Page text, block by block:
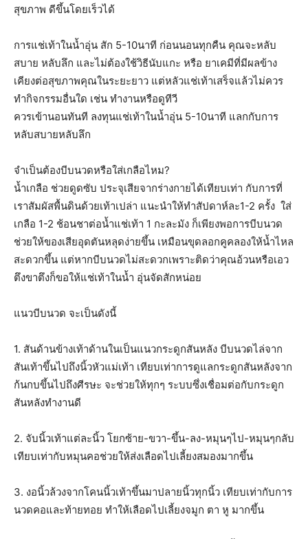
สุขภาพ ดีขึ้นโดยเร็วได้
การแช่เท้าในน้ำอุ่น สัก 5-10นาที ก่อนนอนทุกคืน คุณจะหลับ
สบาย หลับลึก และไม่ต้องใช้วิธีนับแกะ หรือ ยาเคมีที่มีผลข้าง
เคียงต่อสุขภาพคุณในระยะยาว แต่หลัวแช่เท้าเสร็จแล้วไม่ควร
ทำกิจกรรมอื่นใด เช่น ทำงานหรือดูทีวี
ควรเข้านอนทันที ลงทุนแช่เท้าในน้ำอุ่น 5-10นาที แลกกับการ
หลับสบายหลับลึก
จำเป็นต้องบีบนวดหรือใส่เกลือไหม?
น้ำเกลือ ช่วยดูดซับ ประจุเสียจากร่างกายได้เทียบเท่า กับการที่
เราสัมผัสพื้นดินด้วยเท้าเปล่า แนะนำให้ทำสัปดาห์ละ1-2 ครั้ง ใส่
เกลือ 1-2 ช้อนชาต่อน้ำแช่เท้า 1 กะละมัง ก็เพียงพอการบีบนวด
ช่วยให้ของเสียอุดตันหลุดง่ายขึ้น เหมือนขุดลอกคูคลองให้น้ำไหล
สะดวกขึ้น แต่หากบีบนวดไม่สะดวกเพราะติดว่าคุณอ้วนหรือเอว
ตึงขาตึงก็ขอให้แช่เท้าในน้ำ อุ่นจัดสักหน่อย
แนวบีบนวด จะเป็นดังนี้
1. สันด้านข้างเท้าด้านในเป็นแนวกระดูกสันหลัง บีบนวดไล่จาก
สันเท้าขึ้นไปถึงนิ้วหัวแม่เท้า เทียบเท่าการดูแลกระดูกสันหลังจาก
ก้นกบขึ้นไปถึงศีรษะ จะช่วยให้ทุกๆ ระบบซึ่งเชื่อมต่อกับกระดูก
สันหลังทำงานดี
2. จับนิ้วเท้าแต่ละนิ้ว โยกซ้าย-ขวา-ขึ้น-ลง-หมุนๆไป-หมุนๆกลับ
เทียบเท่ากับหมุนคอช่วยให้ส่งเลือดไปเลี้ยงสมองมากขึ้น
3. งอนิ้วล้วงจากโคนนิ้วเท้าขึ้นมาปลายนิ้วทุกนิ้ว เทียบเท่ากับการ
นวดคอและท้ายทอย ทำให้เลือดไปเลี้ยงจมูก ตา หู มากขึ้น